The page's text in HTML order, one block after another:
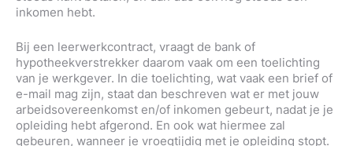
inkomen hebt.
Bij een leerwerkcontract, vraagt de bank of
hypotheekverstrekker daarom vaak om een toelichting
van je werkgever. In die toelichting, wat vaak een brief of
e-mail mag zijn, staat dan beschreven wat er met jouw
arbeidsovereenkomst en/of inkomen gebeurt, nadat je je
opleiding hebt afgerond. En ook wat hiermee zal
gebeuren, wanneer je vroegtijdig met je opleiding stopt.